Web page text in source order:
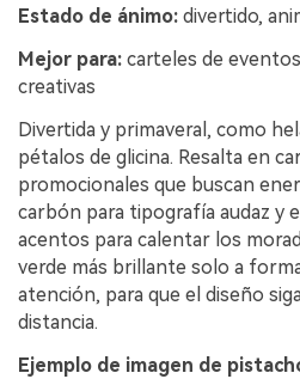
Estado de ánimo: divertido,
Mejor para: carteles de
creativas
Divertida y primaveral, como
pétalos de glicina. Resalta en
promocionales que buscan
carbón para tipografía audaz y
acentos para calentar los
verde más brillante solo a
atención, para que el diseño
distancia.
Ejemplo de imagen de